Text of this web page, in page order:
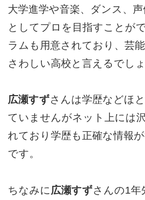
大学進学や音楽、ダンス、
としてプロを目指すことが
ラムも用意されており、芸
さわしい高校と言えるでしょ
広瀬すずさんは学歴などほ
ていませんがネット上には
れており学歴も正確な情報
です。
ちなみに 広瀬すずさんの1年